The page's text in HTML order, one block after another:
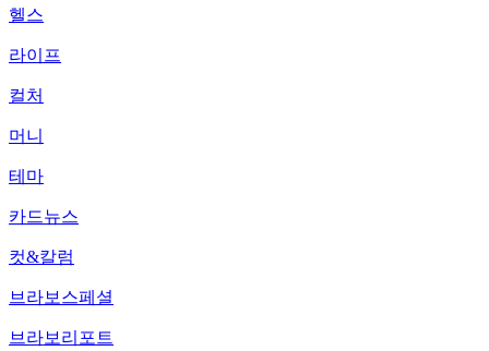
헬스
라이프
컬처
머니
테마
카드뉴스
컷&칼럼
브라보스페셜
브라보리포트